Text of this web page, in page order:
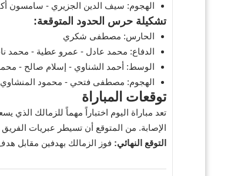
الهجوم: سيف الدين الجزيري - سامسون
تشكيلة حرس الحدود المتوقعة:
الحارس: مصطفى شكري
الدفاع: محمد عادل - عمرو عطية -
الوسط: أحمد الشناوي - إسلام صالح -
الهجوم: مصطفى فتحي - محمود المنشاوي
توقعات المباراة
تعد مباراة اليوم اختباراً مهماً للزمالك
الإصابة. من المتوقع أن تسيطر عبريات
التوقع النهائي: فوز الزمالك بهدفين مقابل